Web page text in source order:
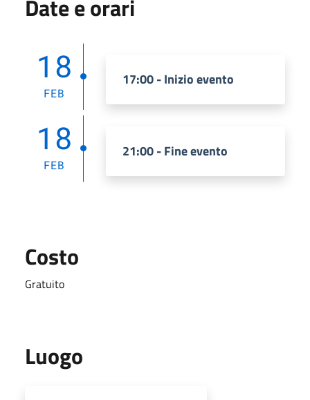
Date e orari
18
FEB
17:00 - Inizio evento
18
FEB
21:00 - Fine evento
Costo
Gratuito
Luogo